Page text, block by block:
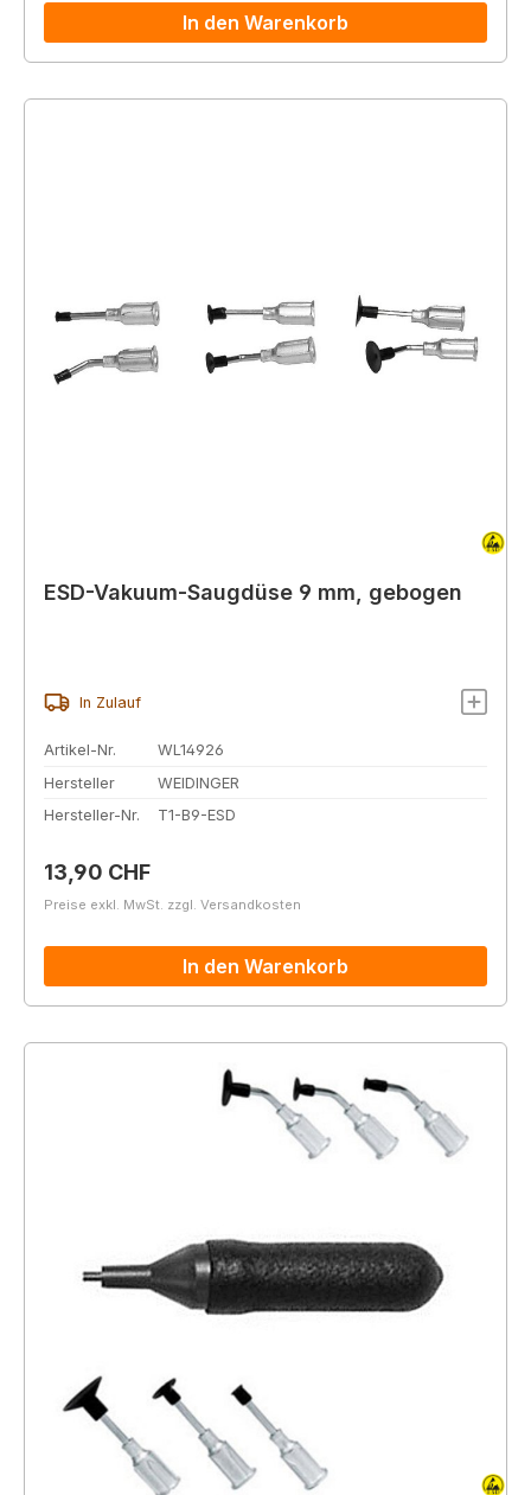
In den Warenkorb
ESD-Vakuum-Saugdüse 9 mm, gebogen
In Zulauf
Artikel-Nr.
WL14926
Hersteller
WEIDINGER
Hersteller-Nr.
T1-B9-ESD
Regulärer Preis:
13,90 CHF
Preise exkl. MwSt. zzgl. Versandkosten
In den Warenkorb